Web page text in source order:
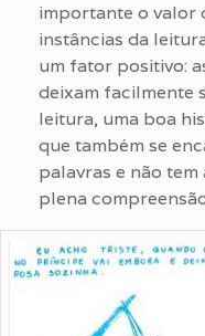
importante o valor
instâncias da
um fator positivo:
deixam facilmente
leitura, uma boa
que também se
palavras e não
plena